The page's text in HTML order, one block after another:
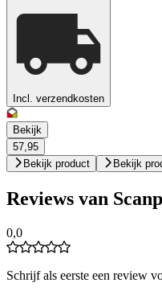
Incl. verzendkosten
Bekijk
57,95
Bekijk product
Bekijk
Reviews van
0,0
Schrijf als eerste een review